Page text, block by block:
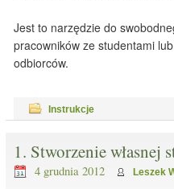
Jest to narzędzie do
pracowników ze studentami
odbiorców.
Instrukcje
1. Stworzenie własnej
4 grudnia 2012 Leszek